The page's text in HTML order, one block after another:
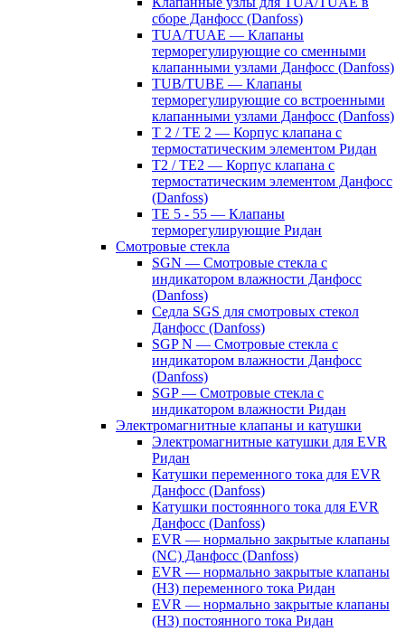
сборе Данфосс (Danfoss)
TUA/TUAE — Клапаны
терморегулирующие со сменными
клапанными узлами Данфосс (Danfoss)
TUB/TUBE — Клапаны
терморегулирующие со встроенными
клапанными узлами Данфосс (Danfoss)
T 2 / TE 2 — Корпус клапана с
термостатическим элементом Ридан
T2 / TE2 — Корпус клапана с
термостатическим элементом Данфосс
(Danfoss)
TE 5 - 55 — Клапаны
терморегулирующие Ридан
Смотровые стекла
SGN — Смотровые стекла с
индикатором влажности Данфосс
(Danfoss)
Седла SGS для смотровых стекол
Данфосс (Danfoss)
SGP N — Смотровые стекла с
индикатором влажности Данфосс
(Danfoss)
SGP — Смотровые стекла с
индикатором влажности Ридан
Электромагнитные клапаны и катушки
Электромагнитные катушки для EVR
Ридан
Катушки переменного тока для EVR
Данфосс (Danfoss)
Катушки постоянного тока для EVR
Данфосс (Danfoss)
EVR — нормально закрытые клапаны
(NC) Данфосс (Danfoss)
EVR — нормально закрытые клапаны
(НЗ) переменного тока Ридан
EVR — нормально закрытые клапаны
(НЗ) постоянного тока Ридан